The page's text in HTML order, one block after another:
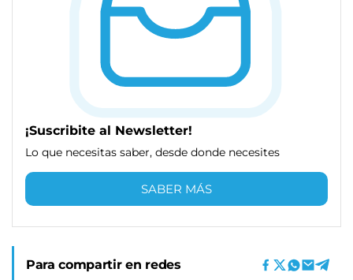
¡Suscribite al Newsletter!
Lo que necesitas saber, desde donde necesites
SABER MÁS
Para compartir en redes